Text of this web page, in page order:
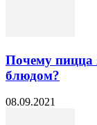
Почему пицца
блюдом?
08.09.2021